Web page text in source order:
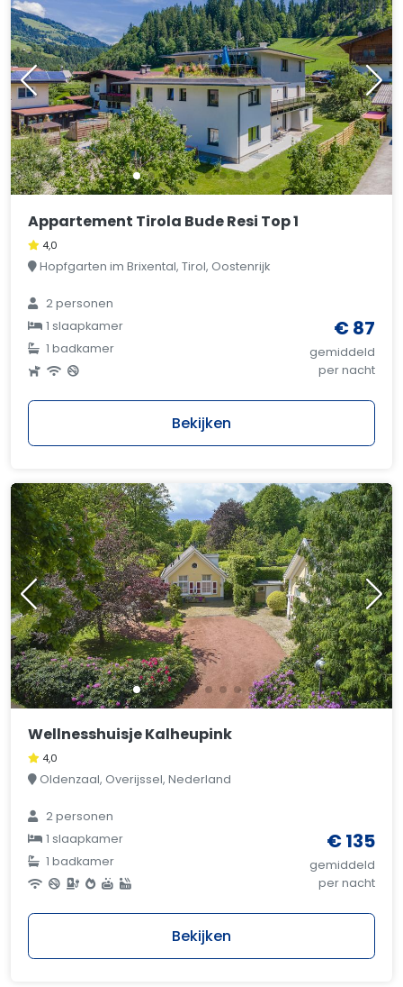
Appartement Tirola Bude Resi Top 1
4,0
Hopfgarten im Brixental, Tirol, Oostenrijk
2 personen
1 slaapkamer
1 badkamer
€ 87
gemiddeld
per nacht
Bekijken
Wellnesshuisje Kalheupink
4,0
Oldenzaal, Overijssel, Nederland
2 personen
1 slaapkamer
1 badkamer
€ 135
gemiddeld
per nacht
Bekijken